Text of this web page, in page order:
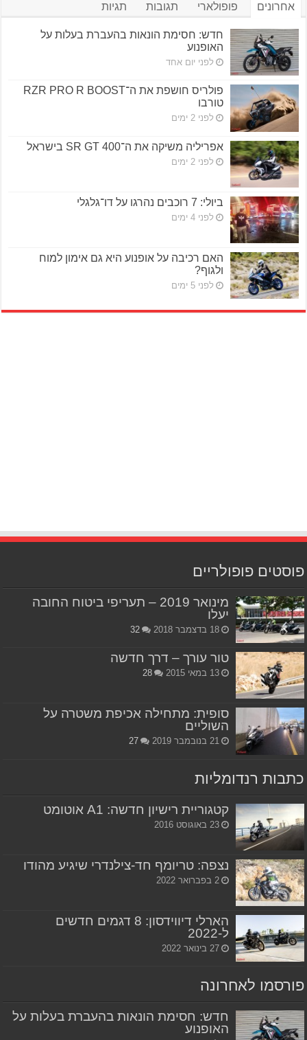
אחרונים פופולארי תגובות תגיות
חדש: חסימת הונאות בהעברת בעלות על
האופנוע
לפני יום אחד
פולריס חושפת את ה־RZR PRO R BOOST
טורבו
לפני 2 ימים
אפריליה משיקה את ה־SR GT 400 בישראל
לפני 2 ימים
ביולי: 7 רוכבים נהרגו על דו־גלגלי
לפני 4 ימים
האם רכיבה על אופנוע היא גם אימון למוח
ולגוף?
לפני 5 ימים
פוסטים פופולריים
מינואר 2019 – תעריפי ביטוח החובה
יעלו
18 בדצמבר 2018 32
טור עורך – דרך חדשה
13 במאי 2015 28
סופית: מתחילה אכיפת משטרה על
השוליים
21 בנובמבר 2019 27
כתבות רנדומליות
קטגוריית רישיון חדשה: A1 אוטומט
23 באוגוסט 2016
נצפה: טריומף חד-צילנדרי שיגיע מהודו
2 בפברואר 2022
הארלי דיווידסון: 8 דגמים חדשים
ל-2022
27 בינואר 2022
פורסמו לאחרונה
חדש: חסימת הונאות בהעברת בעלות על
האופנוע